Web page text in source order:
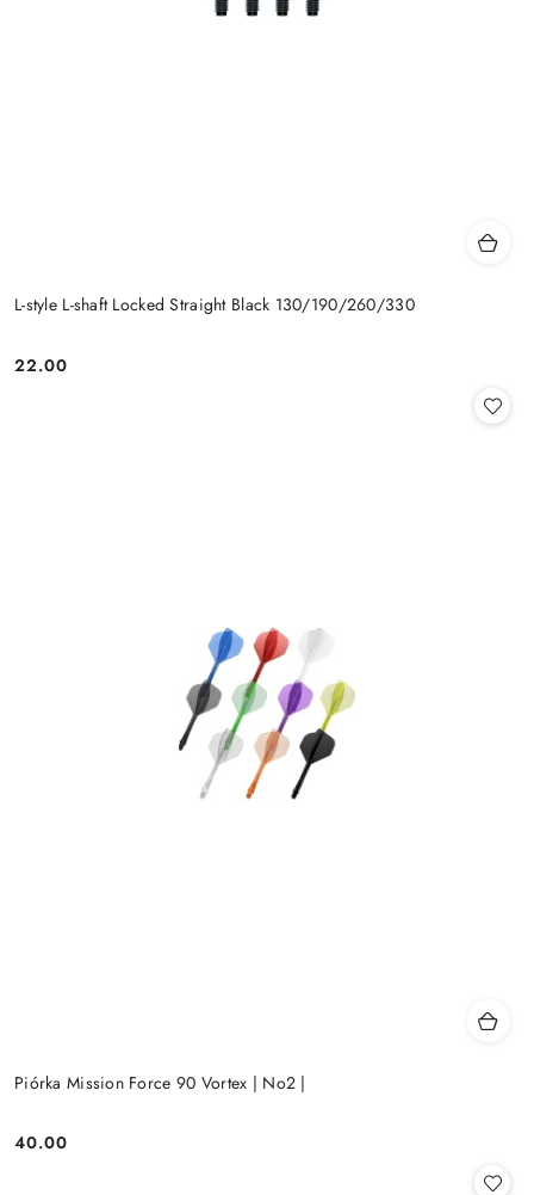
L-style L-shaft Locked Straight Black 130/190/260/330
Cena:
22.00
Piórka Mission Force 90 Vortex | No2 |
Cena:
40.00